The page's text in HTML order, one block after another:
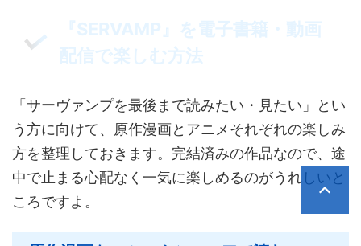
『SERVAMP』を電子書籍・動画
配信で楽しむ方法
「サーヴァンプを最後まで読みたい・見たい」とい
う方に向けて、原作漫画とアニメそれぞれの楽しみ
方を整理しておきます。完結済みの作品なので、途
中で止まる心配なく一気に楽しめるのがうれしいと
ころですよ。